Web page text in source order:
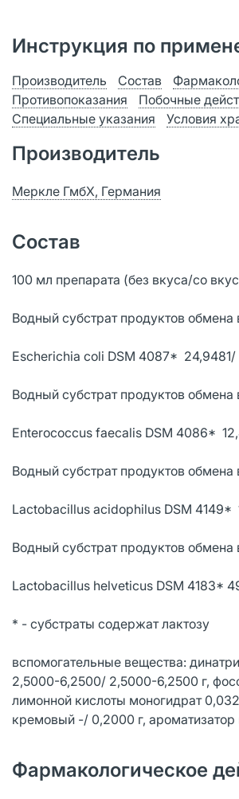
Инструкция по
Производитель Состав
Противопоказания
Побочные
Специальные указания
Условия
Производитель
Меркле ГмбХ, Германия
Состав
100 мл препарата (без вкуса/со
Водный субстрат продуктов обмена
Escherichia coli DSM 4087* 24,9481/
Водный субстрат продуктов обмена
Enterococcus faecalis DSM 4086*
Водный субстрат продуктов обмена
Lactobacillus acidophilus DSM 4149*
Водный субстрат продуктов обмена
Lactobacillus helveticus DSM 4183*
* - субстраты содержат лактозу
вспомогательные вещества:
2,5000-6,2500/ 2,5000-6,2500 г,
лимонной кислоты моногидрат
кремовый -/ 0,2000 г,
Фармакологическое